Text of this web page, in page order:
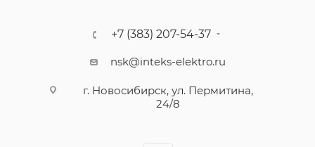
+7 (383) 207-54-37
nsk@inteks-elektro.ru
г. Новосибирск, ул. Пермитина,
24/8